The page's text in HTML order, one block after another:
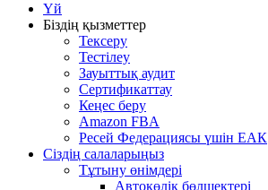
Үй
Біздің қызметтер
Тексеру
Тестілеу
Зауыттық аудит
Сертификаттау
Кеңес беру
Amazon FBA
Ресей Федерациясы үшін ЕАК
Сіздің салаларыңыз
Тұтыну өнімдері
Автокөлік бөлшектері